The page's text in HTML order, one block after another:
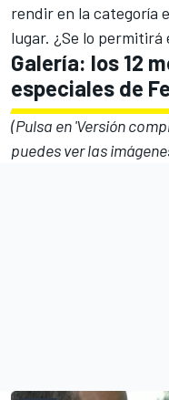
rendir en la categoría
lugar. ¿Se lo
Galería: los 12
especiales de
(Pulsa en 'Versión
puedes ver las